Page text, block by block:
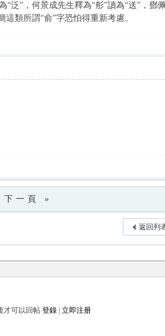
“泛”，何景成先生釋為“䑣”讀為“送”，鄧
類所謂“俞”字恐怕得重新考慮。
下一頁 »
返回列
才可以回帖 登錄 立即注册